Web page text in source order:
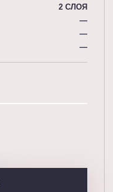
2 СЛОЯ
—
—
—